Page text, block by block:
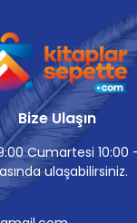
Bize Ulaşın
Cumartesi 10:00
ulaşabilirsiniz.